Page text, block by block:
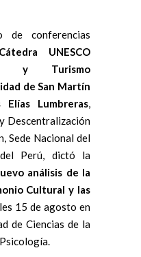
conferencias
Cátedra UNESCO
y Turismo
de San Martín
Elías Lumbreras,
Descentralización
Sede Nacional del
Perú, dictó la
análisis de la
Cultural y las
15 de agosto en
de Ciencias de la